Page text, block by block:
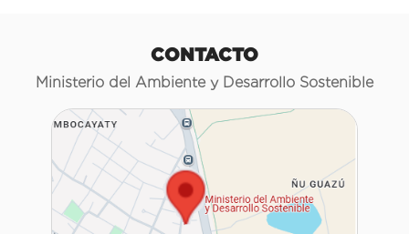
CONTACTO
Ministerio del Ambiente y Desarrollo Sostenible